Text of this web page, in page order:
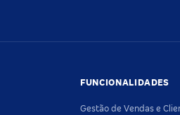
FUNCIONALIDADES
Gestão de Vendas e